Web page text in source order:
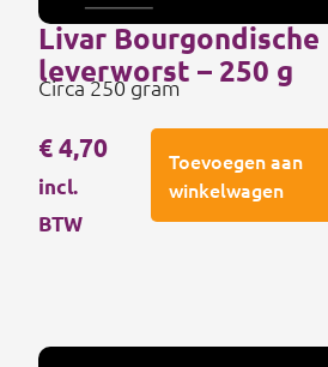
€4,70
incl.
BTW
Toevoegen aan
winkelwagen
Livar Bourgondische
leverworst – 250 g
Circa 250 gram